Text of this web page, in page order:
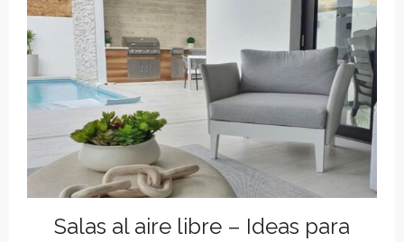
Salas al aire libre – Ideas para